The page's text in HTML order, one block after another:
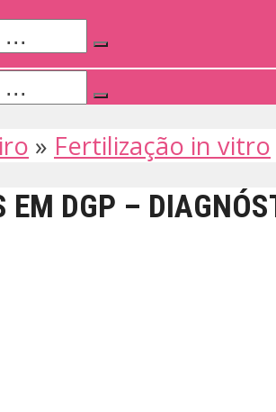
» Fertilização in vitro
EM DGP –